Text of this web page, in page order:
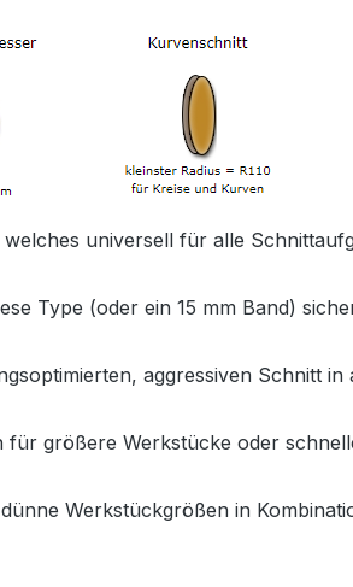
universell für alle
Type (oder ein 15 mm Band)
aggressiven Schnitt in
größere Werkstücke oder
Werkstückgrößen in